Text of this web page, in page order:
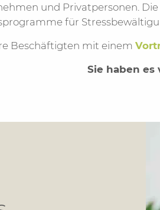
und Privatpersonen.
für
Beschäftigten mit einem
Sie haben es